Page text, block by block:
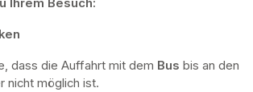
Ihrem Besuch:
dass die Auffahrt mit dem Bus bis an den
nicht möglich ist.